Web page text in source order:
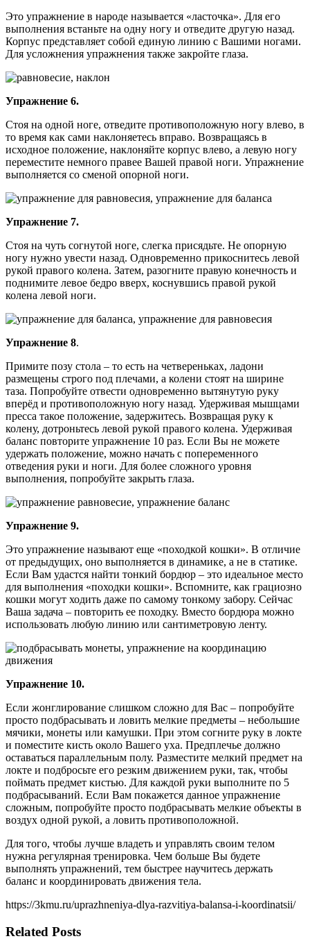
Это упражнение в народе называется «ласточка». Для его
выполнения встаньте на одну ногу и отведите другую назад.
Корпус представляет собой единую линию с Вашими ногами.
Для усложнения упражнения также закройте глаза.
Упражнение 6.
Стоя на одной ноге, отведите противоположную ногу влево, в
то время как сами наклоняетесь вправо. Возвращаясь в
исходное положение, наклоняйте корпус влево, а левую ногу
переместите немного правее Вашей правой ноги. Упражнение
выполняется со сменой опорной ноги.
Упражнение 7.
Стоя на чуть согнутой ноге, слегка присядьте. Не опорную
ногу нужно увести назад. Одновременно прикоснитесь левой
рукой правого колена. Затем, разогните правую конечность и
поднимите левое бедро вверх, коснувшись правой рукой
колена левой ноги.
Упражнение 8.
Примите позу стола – то есть на четвереньках, ладони
размещены строго под плечами, а колени стоят на ширине
таза. Попробуйте отвести одновременно вытянутую руку
вперёд и противоположную ногу назад. Удерживая мышцами
пресса такое положение, задержитесь. Возвращая руку к
колену, дотроньтесь левой рукой правого колена. Удерживая
баланс повторите упражнение 10 раз. Если Вы не можете
удержать положение, можно начать с попеременного
отведения руки и ноги. Для более сложного уровня
выполнения, попробуйте закрыть глаза.
Упражнение 9.
Это упражнение называют еще «походкой кошки». В отличие
от предыдущих, оно выполняется в динамике, а не в статике.
Если Вам удастся найти тонкий бордюр – это идеальное место
для выполнения «походки кошки». Вспомните, как грациозно
кошки могут ходить даже по самому тонкому забору. Сейчас
Ваша задача – повторить ее походку. Вместо бордюра можно
использовать любую линию или сантиметровую ленту.
Упражнение 10.
Если жонглирование слишком сложно для Вас – попробуйте
просто подбрасывать и ловить мелкие предметы – небольшие
мячики, монеты или камушки. При этом согните руку в локте
и поместите кисть около Вашего уха. Предплечье должно
оставаться параллельным полу. Разместите мелкий предмет на
локте и подбросьте его резким движением руки, так, чтобы
поймать предмет кистью. Для каждой руки выполните по 5
подбрасываний. Если Вам покажется данное упражнение
сложным, попробуйте просто подбрасывать мелкие объекты в
воздух одной рукой, а ловить противоположной.
Для того, чтобы лучше владеть и управлять своим телом
нужна регулярная тренировка. Чем больше Вы будете
выполнять упражнений, тем быстрее научитесь держать
баланс и координировать движения тела.
https://3kmu.ru/uprazhneniya-dlya-razvitiya-balansa-i-koordinatsii/
Related Posts